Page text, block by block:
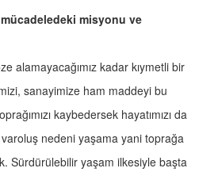
mücadeledeki misyonu ve
alamayacağımız kadar kıymetli bir
sanayimize ham maddeyi bu
kaybedersek hayatımızı da
varoluş nedeni yaşama yani toprağa
Sürdürülebilir yaşam ilkesiyle başta